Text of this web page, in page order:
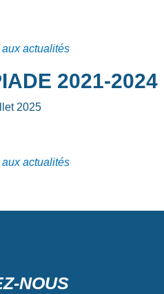
actualités
2021-2024
2025
actualités
NOUS